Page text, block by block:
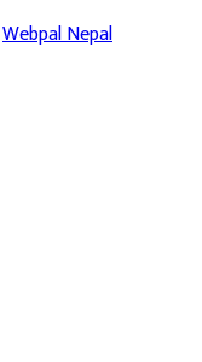
Webpal Nepal